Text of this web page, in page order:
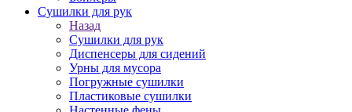
Сушилки для рук
Назад
Сушилки для рук
Диспенсеры для сидений
Урны для мусора
Погружные сушилки
Пластиковые сушилки